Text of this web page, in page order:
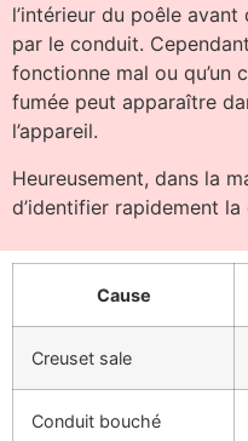
l’intérieur du poêle avant
par le conduit.
fonctionne mal ou qu’un
fumée peut apparaître
l’appareil.
Heureusement, dans la
d’identifier rapidement
Cause
Creuset sale
Conduit bouché